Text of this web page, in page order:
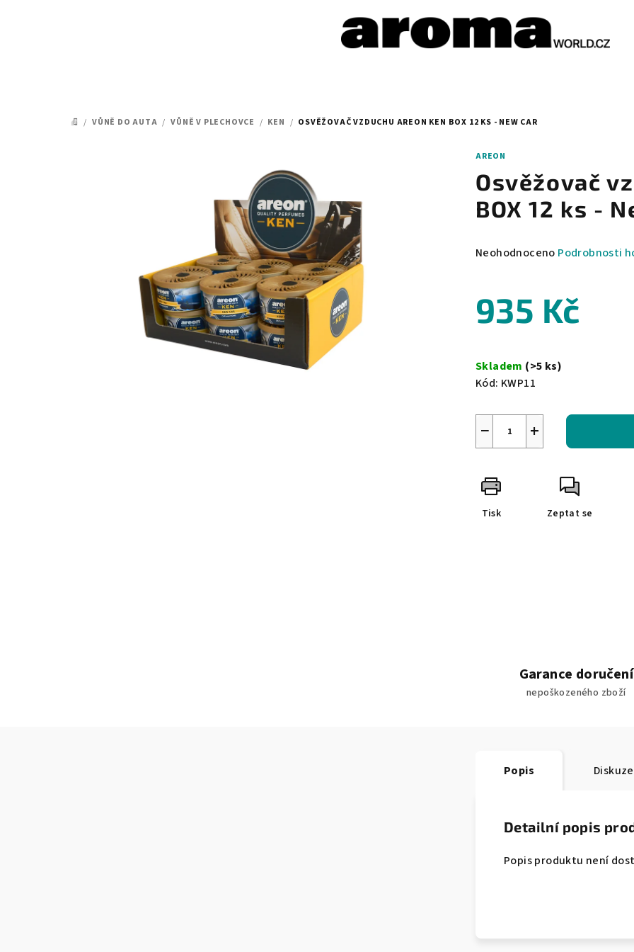
DOMŮ
/ VŮNĚ DO AUTA / VŮNĚ V PLECHOVCE / KEN / OSVĚŽOVAČ VZDUCHU AREON KEN BOX 12 KS - NEW CAR
AREON
Osvěžovač
BOX 12 ks -
Průměrné
je
0,0
hvězdiček.
Neohodnoceno Podrobnosti
935 Kč
cena:
Skladem (>5 ks)
Kód: KWP11
+
−
Tisk Zeptat se
Garance doručení
nepoškozeného zboží
Popis Diskuze
Detailní popis
Popis produktu není